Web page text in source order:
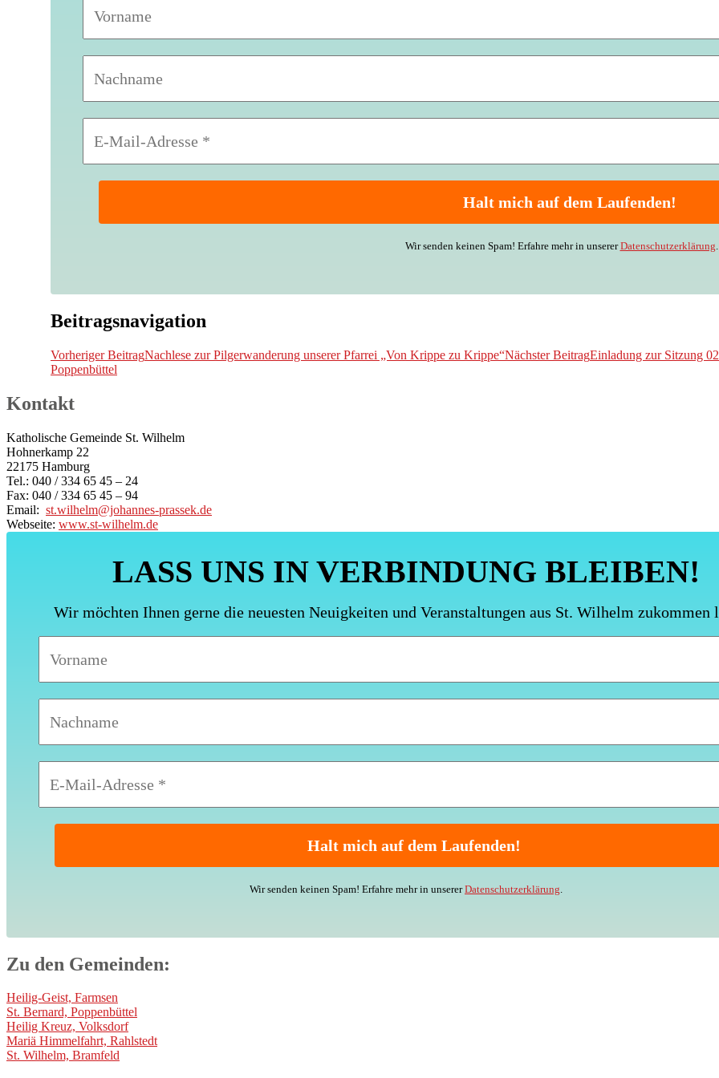
Wir senden keinen Spam! Erfahre mehr in unsererDatenschutzerklärung.
Beitragsnavigation
Vorheriger BeitragNachlese zur Pilgerwanderung unserer Pfarrei „Von Krippe zu Krippe“Nächster BeitragEinladung zur Sitzung
Poppenbüttel
Kontakt
Katholische Gemeinde St. Wilhelm
Hohnerkamp 22
22175 Hamburg
Tel.: 040 / 334 65 45 – 24
Fax: 040 / 334 65 45 – 94
Email: st.wilhelm@johannes-prassek.de
Webseite: www.st-wilhelm.de
LASS UNS IN VERBINDUNG BLEIBEN!
Wir möchten Ihnen gerne die neuesten Neuigkeiten und Veranstaltungen aus St. Wilhelm zukommen
Wir senden keinen Spam! Erfahre mehr in unsererDatenschutzerklärung
Zu den Gemeinden:
Heilig-Geist, Farmsen
St. Bernard, Poppenbüttel
Heilig Kreuz, Volksdorf
Mariä Himmelfahrt, Rahlstedt
St. Wilhelm, Bramfeld